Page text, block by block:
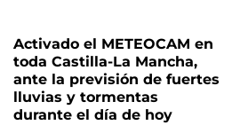
Activado el METEOCAM en
toda Castilla-La Mancha,
ante la previsión de fuertes
lluvias y tormentas
durante el día de hoy